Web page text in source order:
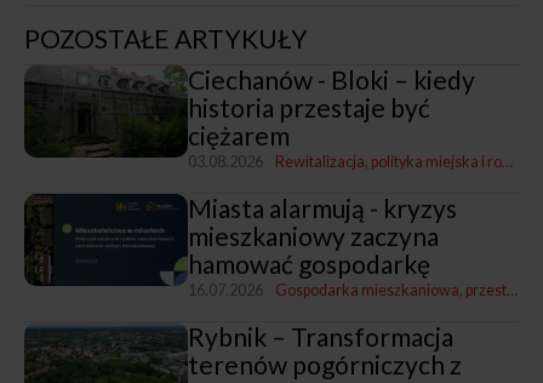
POZOSTAŁE ARTYKUŁY
Ciechanów - Bloki – kiedy
historia przestaje być
ciężarem
03.08.2026 Rewitalizacja, polityka miejska i rozwój
Miasta alarmują - kryzys
mieszkaniowy zaczyna
hamować gospodarkę
16.07.2026 Gospodarka mieszkaniowa, przestrzenna i nieruchomościami
Rybnik – Transformacja
terenów pogórniczych z